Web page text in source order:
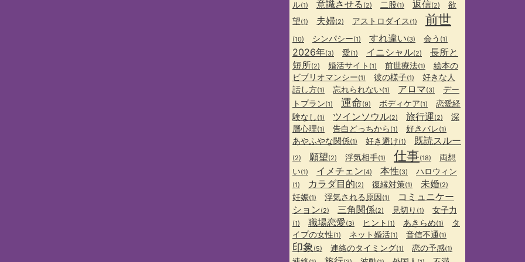
ル(1) 意識させる (2) 二股(1) 返信(2)
欲
望(1) 夫婦(2) アストロダイス (1) 前世
(10) シンパシー(1) すれ違い(3) 会う (1)
2026年(3) 愛(1) イニシャル(2)
長所と
短所(2) 婚活サイト (1) 前世療法(1)
絵本の
ビブリオマンシー(1) 彼の様子(1)
好きな人
話し方(1) 忘れられない(1) アロマ(3)
デー
トプラン(1) 運命(9) ボディケア(1)
恋愛経
験なし (1) ツインソウル(2) 旅行運(2)
深
層心理(1) 告白どっちから (1) 好きバレ(1)
あやふやな関係(1) 好き避け(1) 既読スルー
(2) 願望(2) 浮気相手(1) 仕事(18)
両想
い(1) イメチェン(4) 本性(3) ハロウィン
(1) カラダ目的(2) 復縁対策(1) 未婚(2)
妊娠(1) 浮気される原因(1)
コミュニケー
ション(2) 三角関係(2) 見切り (1) 女子力
(1) 職場恋愛(3) ヒント (1) あきらめ(1)
タ
イプの女性(1) ネット婚活(1) 音信不通 (1)
印象 (5) 連絡のタイミング(1) 恋の予感(1)